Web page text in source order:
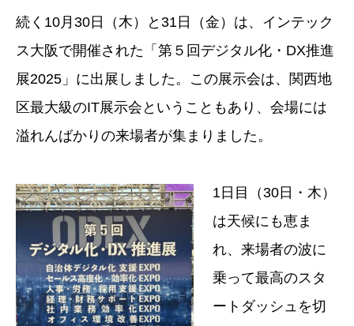
続く10月30日（木）と31日（金）は、インテック
ス大阪で開催された「第５回デジタル化・DX推進
展2025」に出展しました。この展示会は、関西地
区最大級のIT展示会ということもあり、会場には
溢れんばかりの来場者が集まりました。
1日目（30日・木）
は天候にも恵ま
れ、来場者の波に
乗って最高のスタ
ートダッシュを切